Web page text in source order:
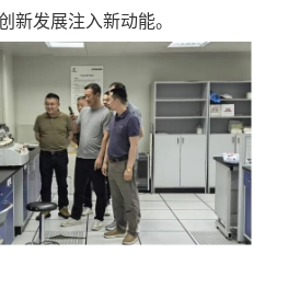
新发展注入新动能。